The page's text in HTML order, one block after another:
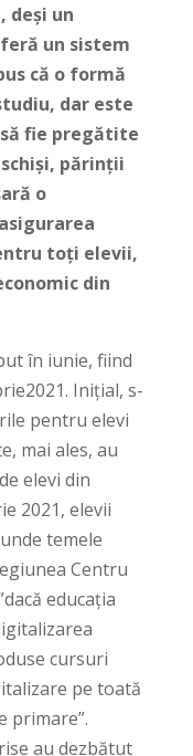
deși un
un sistem
că o formă
dar este
fie pregătite
părinții
o
toți elevii,
din
în iunie, fiind
Inițial, s-
pentru elevi
mai ales, au
elevi din
2021, elevii
temele
Centru
educația
cursuri
pe toată
primare”.
au dezbătut